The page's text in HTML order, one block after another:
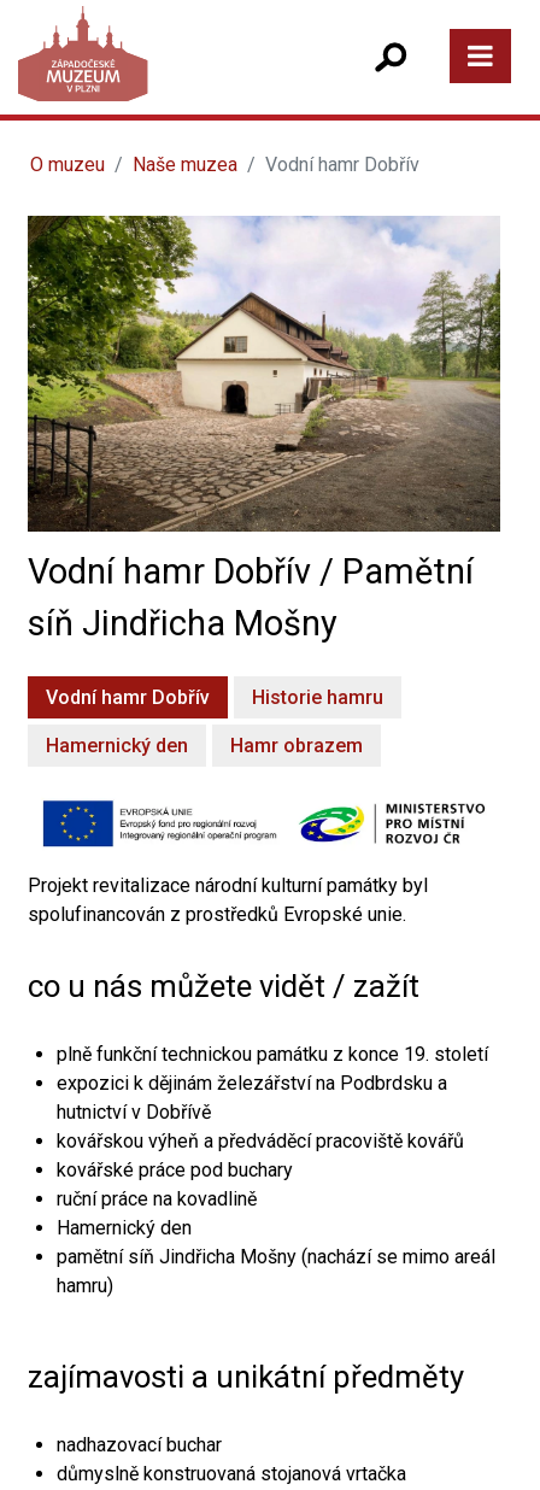
O muzeu Naše muzea Vodní hamr Dobřív
Vodní hamr Dobřív / Pamětní
síň Jindřicha Mošny
Vodní hamr Dobřív Historie hamru
Hamernický den Hamr obrazem
Projekt revitalizace národní kulturní památky byl
spolufinancován z prostředků Evropské unie.
co u nás můžete vidět / zažít
plně funkční technickou památku z konce 19. století
expozici k dějinám železářství na Podbrdsku a
hutnictví v Dobřívě
kovářskou výheň a předváděcí pracoviště kovářů
kovářské práce pod buchary
ruční práce na kovadlině
Hamernický den
pamětní síň Jindřicha Mošny (nachází se mimo areál
hamru)
zajímavosti a unikátní předměty
nadhazovací buchar
důmyslně konstruovaná stojanová vrtačka